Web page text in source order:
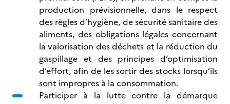
production prévisionnelle, dans le respect
des règles d’hygiène, de sécurité sanitaire des
aliments, des obligations légales concernant
la valorisation des déchets et la réduction du
gaspillage et des principes d’optimisation
d’effort, afin de les sortir des stocks lorsqu’ils
sont impropres à la consommation.
Participer à la lutte contre la démarque